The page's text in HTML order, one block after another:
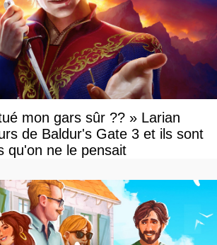
mon gars sûr ?? » Larian
de Baldur's Gate 3 et ils sont
qu'on ne le pensait